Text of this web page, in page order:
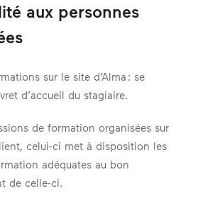
aux personnes
sur le site d’Alma : se
d’accueil du stagiaire.
de formation organisées sur
celui-ci met à disposition les
adéquates au bon
de celle-ci.